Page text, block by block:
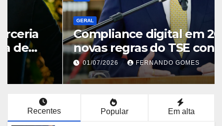
Compliance digital em 2026: as
novas regras do TSE contra
deepfakes e o desafio jurídico
de proteger transmissões ao
01/07/2026 FERNANDO GOMES
Recentes Popular Em alta